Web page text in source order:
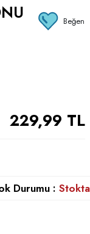
Beğen
229,99 TL
Durumu : Stokta